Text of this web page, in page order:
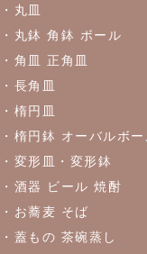
≪おすすめ≫実は万能
2023/4/27
≪おすすめ≫ちょこっ
ーズ
2023/4/21
・丸皿
・丸鉢 角鉢 ボール
・角皿 正角皿
・長角皿
・楕円皿
・楕円鉢 オーバルボー
・変形皿・変形鉢
・酒器 ビール 焼酎
・お蕎麦 そば
・蓋もの 茶碗蒸し